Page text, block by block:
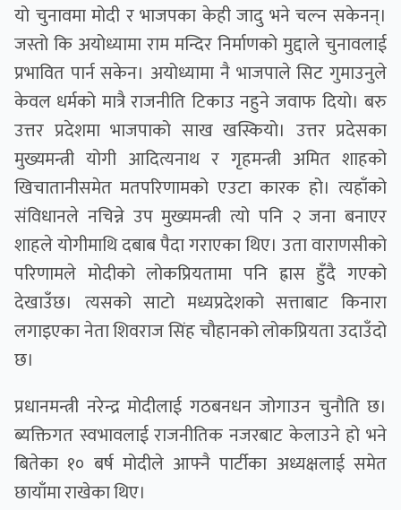
यो चुनावमा मोदी र भाजपका केही जादु भने चल्न सकेनन्।
जस्तो कि अयोध्यामा राम मन्दिर निर्माणको मुद्दाले चुनावलाई
प्रभावित पार्न सकेन। अयोध्यामा नै भाजपाले सिट गुमाउनुले
केवल धर्मको मात्रै राजनीति टिकाउ नहुने जवाफ दियो। बरु
उत्तर प्रदेशमा भाजपाको साख खस्कियो। उत्तर प्रदेसका
मुख्यमन्त्री योगी आदित्यनाथ र गृहमन्त्री अमित शाहको
खिचातानीसमेत मतपरिणामको एउटा कारक हो। त्यहाँको
संविधानले नचिन्ने उप मुख्यमन्त्री त्यो पनि २ जना बनाएर
शाहले योगीमाथि दबाब पैदा गराएका थिए। उता वाराणसीको
परिणामले मोदीको लोकप्रियतामा पनि ह्रास हुँदै गएको
देखाउँछ। त्यसको साटो मध्यप्रदेशको सत्ताबाट किनारा
लगाइएका नेता शिवराज सिंह चौहानको लोकप्रियता उदाउँदो
छ।
प्रधानमन्त्री नरेन्द्र मोदीलाई गठबनधन जोगाउन चुनौति छ।
ब्यक्तिगत स्वभावलाई राजनीतिक नजरबाट केलाउने हो भने
बितेका १० बर्ष मोदीले आफ्नै पार्टीका अध्यक्षलाई समेत
छायाँमा राखेका थिए।